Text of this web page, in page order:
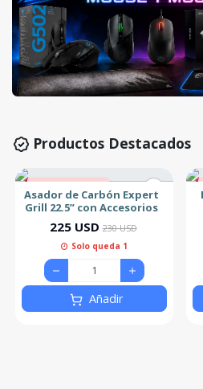
Productos Destacados
Asador de Carbón Expert
Grill 22.5” con Accesorios
225 USD 230 USD
Solo queda 1
Añadir